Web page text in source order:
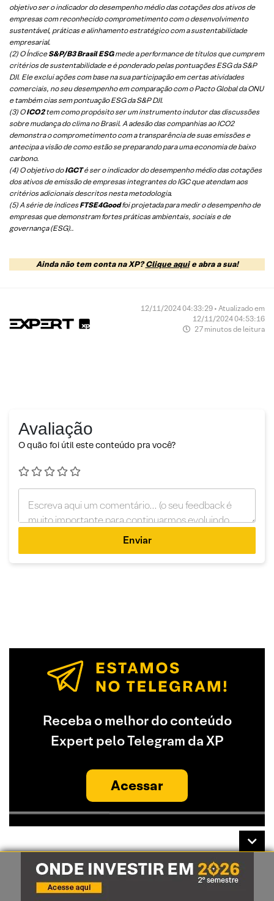
objetivo ser o indicador do desempenho médio das cotações dos ativos de
empresas com reconhecido comprometimento com o desenvolvimento
sustentável, práticas e alinhamento estratégico com a sustentabilidade
empresarial.
(2) O ÍndiceS&P/B3 Brasil ESGmede a performance de títulos que cumprem
critérios de sustentabilidade e é ponderado pelas pontuações ESG da S&P
DJI. Ele exclui ações com base na sua participação em certas atividades
comerciais, no seu desempenho em comparação com o Pacto Global da ONU
e também cias sem pontuação ESG da S&P DJI.
(3) OICO2tem como propósito ser um instrumento indutor das discussões
sobre mudança do clima no Brasil. A adesão das companhias ao ICO2
demonstra o comprometimento com a transparência de suas emissões e
antecipa a visão de como estão se preparando para uma economia de baixo
carbono.
(4) O objetivo doIGCTé ser o indicador do desempenho médio das cotações
dos ativos de emissão de empresas integrantes do IGC que atendam aos
critérios adicionais descritos nesta metodologia.
(5) A série de índicesFTSE4Goodfoi projetada para medir o desempenho de
empresas que demonstram fortes práticas ambientais, sociais e de
governança (ESG)..
Ainda não tem conta na XP?Clique aquie abra a sua!
12/11/2024 04:33:29 • Atualizado em
12/11/2024 04:53:16
27 minutos de leitura
Avaliação
O quão foi útil este conteúdo pra você?
Enviar
Receba o melhor do conteúdo
Expert pelo Telegram da XP
Acessar